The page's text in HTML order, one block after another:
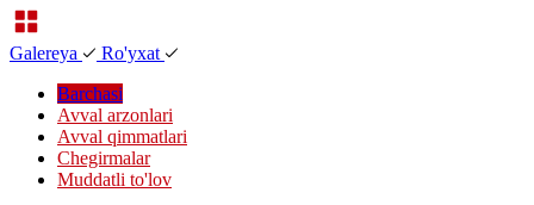
Galereya
Ro'yxat
Barchasi
Avval arzonlari
Avval qimmatlari
Chegirmalar
Muddatli to'lov